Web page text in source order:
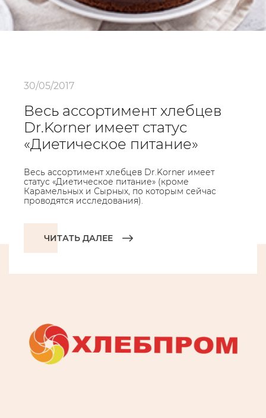
30/05/2017
Весь ассортимент хлебцев
Dr.Korner имеет статус
«Диетическое питание»
Весь ассортимент хлебцев Dr.Korner имеет
статус «Диетическое питание» (кроме
Карамельных и Сырных, по которым сейчас
проводятся исследования).
ЧИТАТЬ ДАЛЕЕ